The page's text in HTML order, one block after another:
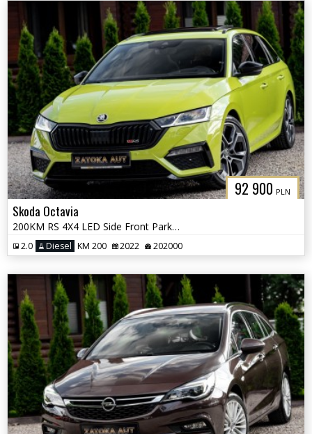
92 900 PLN
Skoda Octavia
200KM RS 4X4 LED Side Front Park Ass. Masaż Alcantara Kamera FULL OPCJ
2.0 Diesel KM 200 2022 202000